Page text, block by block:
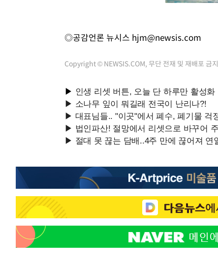
◎공감언론 뉴시스 hjm@newsis.com
Copyright © NEWSIS.COM, 무단 전재 및 재배포 금지